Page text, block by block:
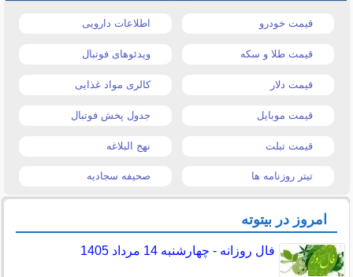
قیمت خودرو اطلاعات دارویی
قیمت طلا و سکه ویدئوهای فوتبال
قیمت دلار کالری مواد غذایی
قیمت موبایل جدول پخش فوتبال
قیمت تبلت نهج البلاغه
تیتر روزنامه ها صحیفه سجادیه
امروز در بیتوته
فال روزانه - چهارشنبه 14 مرداد 1405